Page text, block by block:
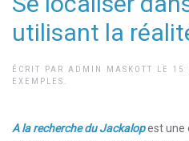
utilisant la
ÉCRIT PAR ADMIN MASKOTT LE 15
EXEMPLES .
A la recherche du Jackalopest une